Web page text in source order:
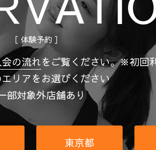
［ 体験予約 ］
の流れをご覧ください。※初回
リアをお選びください
部対象外店舗あり
東京都